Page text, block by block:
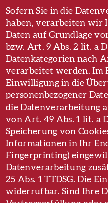
Sofern Sie in die
haben, verarbeiten wir
Daten auf Grundlage
bzw. Art. 9 Abs. 2 lit. a
Datenkategorien nach
verarbeitet werden. Im
Einwilligung in die
personenbezogener
die Datenverarbeitung
von Art. 49 Abs. 1 lit. a
Speicherung von
Informationen in Ihr
Fingerprinting)
Datenverarbeitung
25 Abs. 1 TTDSG. Die
widerrufbar. Sind Ihre